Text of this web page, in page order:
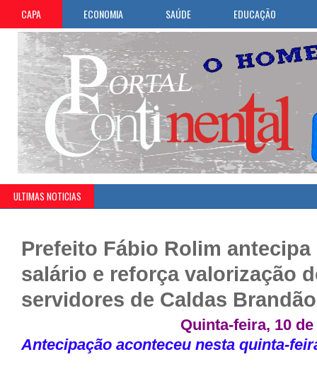
CAPA ECONOMIA SAÚDE EDUCAÇÃO
ULTIMAS NOTICIAS
Prefeito Fábio Rolim antecipa
salário e reforça valorização
servidores de Caldas Brandão
Quinta-feira, 10
Antecipação aconteceu nesta quinta-